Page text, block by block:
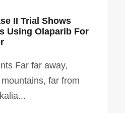
II Trial Shows
Using Olaparib For
Far far away,
far from